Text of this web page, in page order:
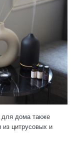
дома также
цитрусовых и